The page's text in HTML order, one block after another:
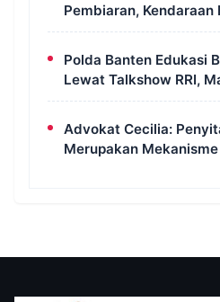
Pembiaran,
Bahu Jalan Langsung
Polda Banten Edukasi
Lewat Talkshow RRI,
Diingatkan Ancaman
Advokat Cecilia:
Merupakan